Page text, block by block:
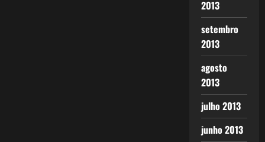
2013
setembro
2013
agosto
2013
julho 2013
junho 2013